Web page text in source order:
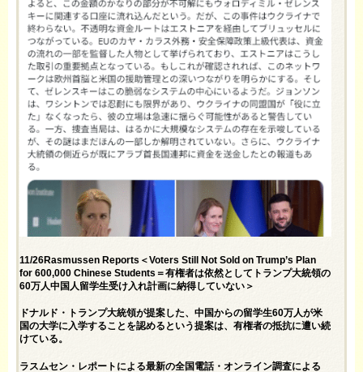
11/26Rasmussen Reports＜Voters Still Not Sold on Trump’s Plan
for 600,000 Chinese Students＝有権者は依然としてトランプ大統領の
60万人中国人留学生受け入れ計画に納得していない＞
ドナルド・トランプ大統領が提案した、中国からの留学生60万人が米
国の大学に入学することを認めるという提案は、有権者の抵抗に遭い続
けている。
ラスムセン・レポートによる最新の全国電話・オンライン調査による